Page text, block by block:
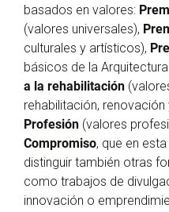
basados en valores:
(valores universales),
culturales y artísticos),
básicos de la
a la rehabilitación
rehabilitación, renovación
Profesión (valores
Compromiso, que en
distinguir también otras
como trabajos de
innovación o